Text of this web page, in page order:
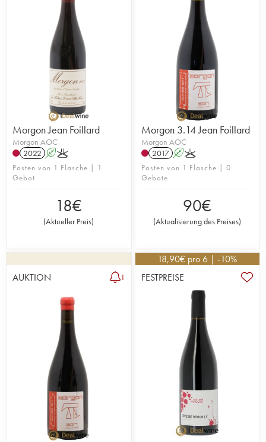
Morgon Jean Foillard
Morgon AOC
2022 AK
Posten von 1 Flasche | 1
Gebot
18€
(Aktueller Preis)
Morgon 3.14 Jean Foillard
Morgon AOC
2017 AK
Posten von 1 Flasche | 0
Gebote
90€
(Aktualisierung des Preises)
AUKTION 1
18,90€ pro 6 | -10%
FESTPREISE